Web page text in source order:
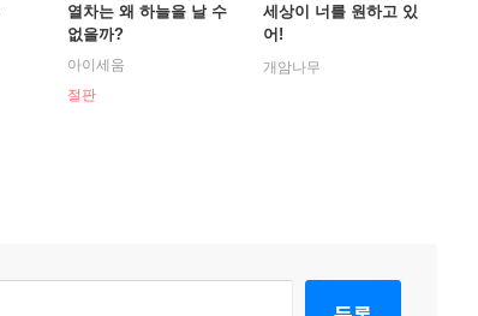
열차는 왜 하늘을 날 수
없을까?
아이세움
절판
세상이 너를 원하고 있
어!
개암나무